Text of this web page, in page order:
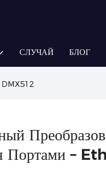
СЛУЧАЙ БЛОГ
DMX512
Портами –